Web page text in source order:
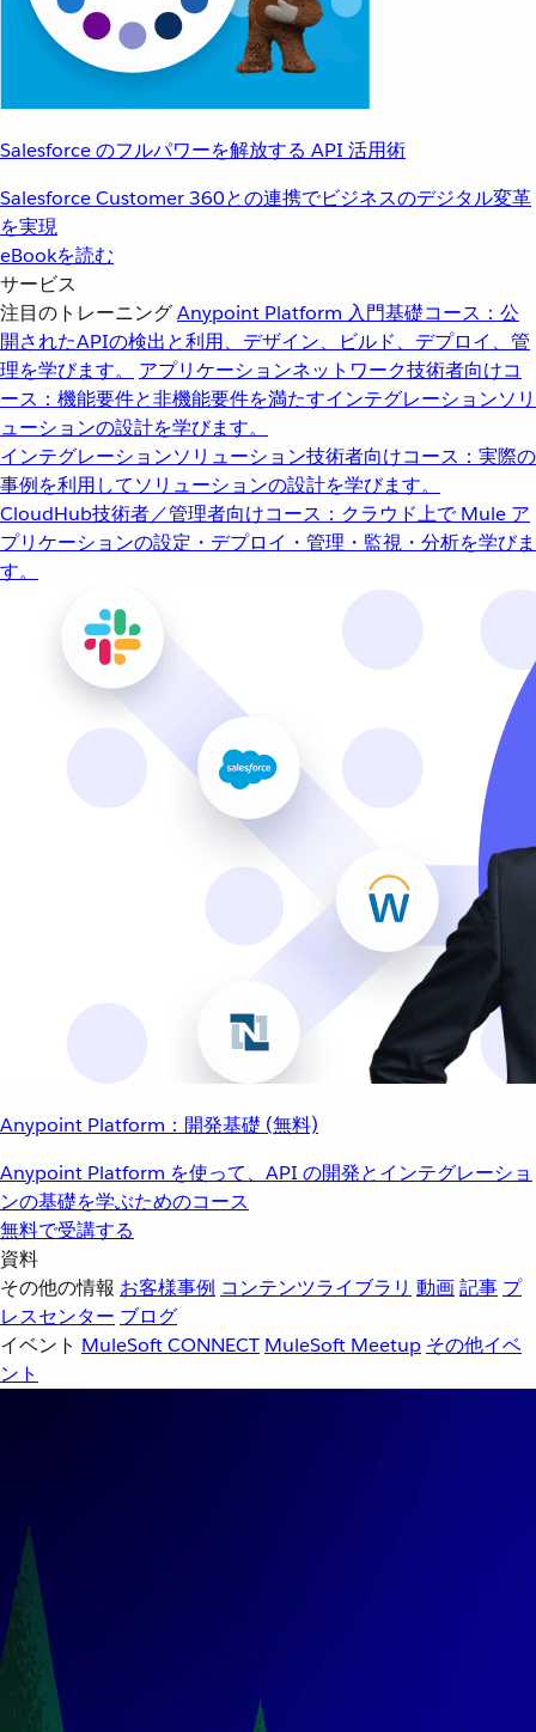
Salesforce のフルパワーを解放する API 活用術
Salesforce Customer 360との連携でビジネスのデジタル変革
を実現
eBookを読む
サービス
注目のトレーニングAnypoint Platform 入門基礎コース：公
開されたAPIの検出と利用、デザイン、ビルド、デプロイ、管
理を学びます。
アプリケーションネットワーク技術者向けコ
ース：機能要件と非機能要件を満たすインテグレーションソリ
ューションの設計を学びます。
インテグレーションソリューション技術者向けコース：実際の
事例を利用してソリューションの設計を学びます。
CloudHub技術者／管理者向けコース：クラウド上で Mule ア
プリケーションの設定・デプロイ・管理・監視・分析を学びま
す。
Anypoint Platform：開発基礎 (無料)
Anypoint Platform を使って、API の開発とインテグレーショ
ンの基礎を学ぶためのコース
無料で受講する
資料
その他の情報 お客様事例 コンテンツライブラリ 動画記事 プ
レスセンター ブログ
イベント MuleSoft CONNECT MuleSoft Meetup その他イベ
ント